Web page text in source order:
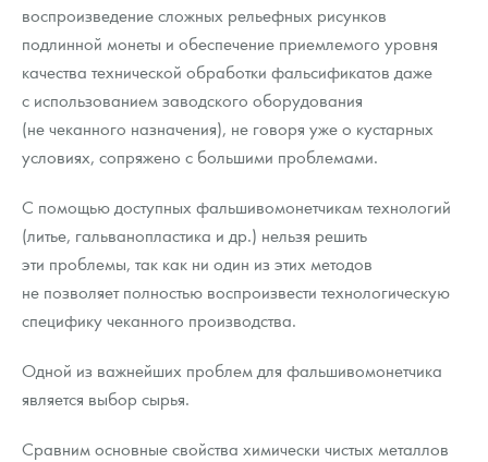
воспроизведение сложных рельефных рисунков
подлинной монеты и обеспечение приемлемого уровня
качества технической обработки фальсификатов даже
с использованием заводского оборудования
(не чеканного назначения), не говоря уже о кустарных
условиях, сопряжено с большими проблемами.
С помощью доступных фальшивомонетчикам технологий
(литье, гальванопластика и др.) нельзя решить
эти проблемы, так как ни один из этих методов
не позволяет полностью воспроизвести технологическую
специфику чеканного производства.
Одной из важнейших проблем для фальшивомонетчика
является выбор сырья.
Сравним основные свойства химически чистых металлов